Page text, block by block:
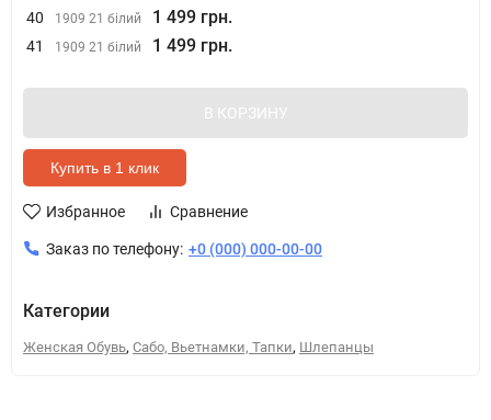
40 1909 21 білий 1 499 грн.
41 1909 21 білий 1 499 грн.
В КОРЗИНУ
Купить в 1 клик
Избранное Сравнение
Заказ по телефону: +0 (000) 000-00-00
Категории
Женская Обувь, Сабо, Вьетнамки, Тапки, Шлепанцы